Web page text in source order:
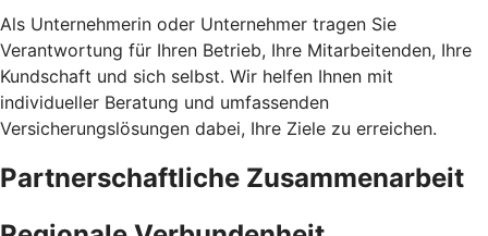
Als Unternehmerin oder Unternehmer tragen Sie
Verantwortung für Ihren Betrieb, Ihre Mitarbeitenden, Ihre
Kundschaft und sich selbst. Wir helfen Ihnen mit
individueller Beratung und umfassenden
Versicherungslösungen dabei, Ihre Ziele zu erreichen.
Partnerschaftliche Zusammenarbeit